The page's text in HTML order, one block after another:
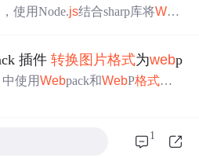
使用Node.js结合sharp库将Web
插件转换 图片格式为webp
中使用Webpack和WebP格式来
1